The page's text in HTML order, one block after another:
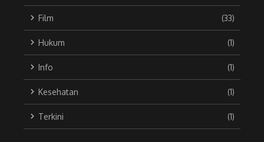
Film (33)
Hukum (1)
Info (1)
Kesehatan (1)
Terkini (1)